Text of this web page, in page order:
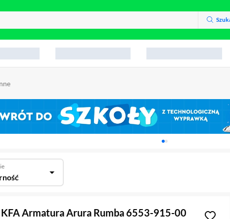
Karuzela z banerami,
Armatura Arura Rumba 6553-915-00